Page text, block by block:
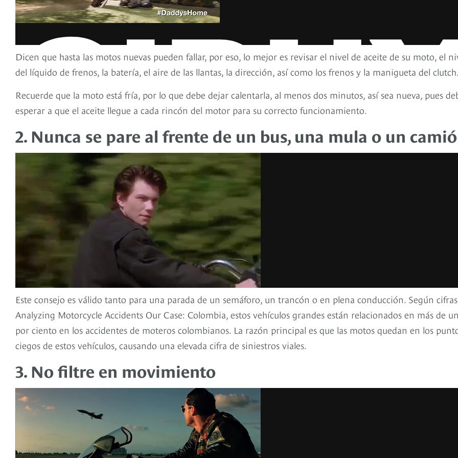
Dicen que hasta las motos nuevas pueden fallar, por eso, lo mejor es revisar el nivel de aceite de su moto, el
del líquido de frenos, la batería, el aire de las llantas, la dirección, así como los frenos y la manigueta del clutch.
Recuerde que la moto está fría, por lo que debe dejar calentarla, al menos dos minutos, así sea nueva, pues
esperar a que el aceite llegue a cada rincón del motor para su correcto funcionamiento.
2. Nunca se pare al frente de un bus, una mula o un
Este consejo es válido tanto para una parada de un semáforo, un trancón o en plena conducción. Según
Analyzing Motorcycle Accidents Our Case: Colombia, estos vehículos grandes están relacionados en más de
por ciento en los accidentes de moteros colombianos. La razón principal es que las motos quedan en los
ciegos de estos vehículos, causando una elevada cifra de siniestros viales.
3. No filtre en movimiento